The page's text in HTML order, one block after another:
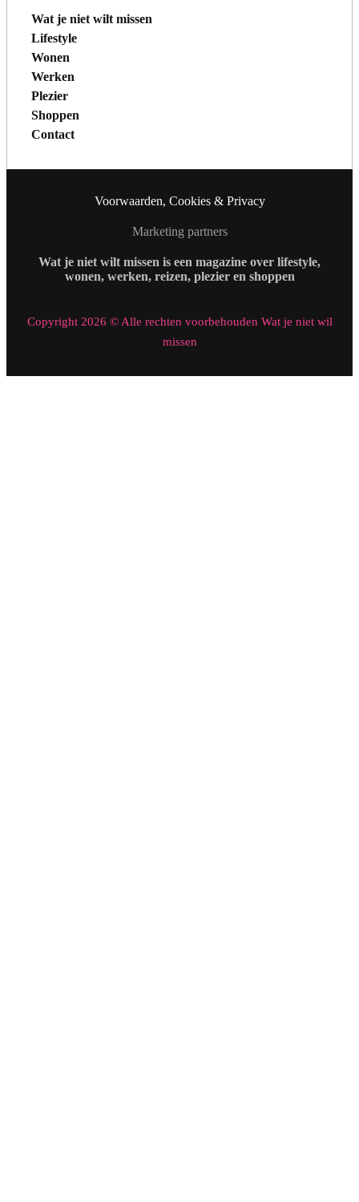
Wat je niet wilt missen
Lifestyle
Wonen
Werken
Plezier
Shoppen
Contact
Voorwaarden, Cookies & Privacy
Marketing partners
Wat je niet wilt missen is een magazine over lifestyle,
wonen, werken, reizen, plezier en shoppen
Copyright 2026 © Alle rechten voorbehouden Wat je niet wil
missen